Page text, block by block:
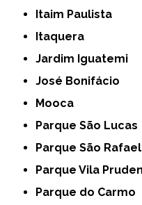
Itaim Paulista
Itaquera
Jardim Iguatemi
José Bonifácio
Mooca
Parque São Lucas
Parque São Rafael
Parque Vila
Parque do Carmo